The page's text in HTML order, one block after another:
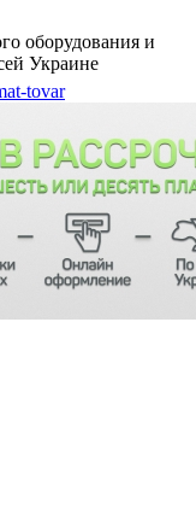
оборудования и
Украине